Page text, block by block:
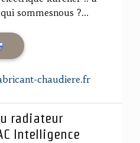
sommesnous ?...
chaudiere.fr
radiateur
Intelligence